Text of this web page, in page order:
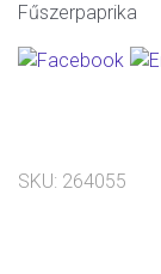
Fűszerpaprika
SKU: 264055